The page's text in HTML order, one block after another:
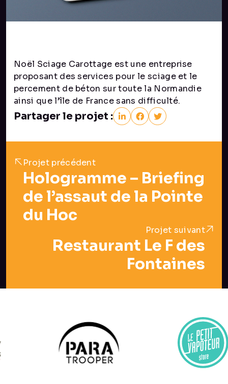
Noël Sciage Carottage est une entreprise
proposant des services pour le sciage et le
percement de béton sur toute la Normandie
ainsi que l’île de France sans difficulté.
Partager le projet :
Projet précédent
Hologramme – Briefing
de l’assaut de la Pointe
du Hoc
Projet suivant
Restaurant Le F des
Fontaines